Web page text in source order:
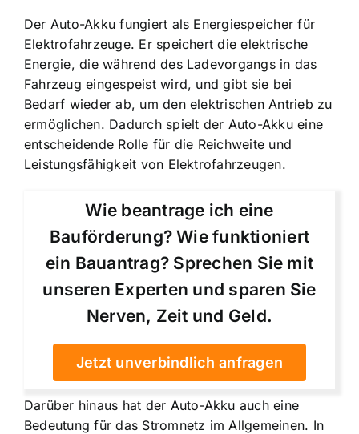
Der Auto-Akku fungiert als Energiespeicher für
Elektrofahrzeuge. Er speichert die elektrische
Energie, die während des Ladevorgangs in das
Fahrzeug eingespeist wird, und gibt sie bei
Bedarf wieder ab, um den elektrischen Antrieb zu
ermöglichen. Dadurch spielt der Auto-Akku eine
entscheidende Rolle für die Reichweite und
Leistungsfähigkeit von Elektrofahrzeugen.
Wie beantrage ich eine
Bauförderung? Wie funktioniert
ein Bauantrag? Sprechen Sie mit
unseren Experten und sparen Sie
Nerven, Zeit und Geld.
Jetzt unverbindlich anfragen
Darüber hinaus hat der Auto-Akku auch eine
Bedeutung für das Stromnetz im Allgemeinen. In